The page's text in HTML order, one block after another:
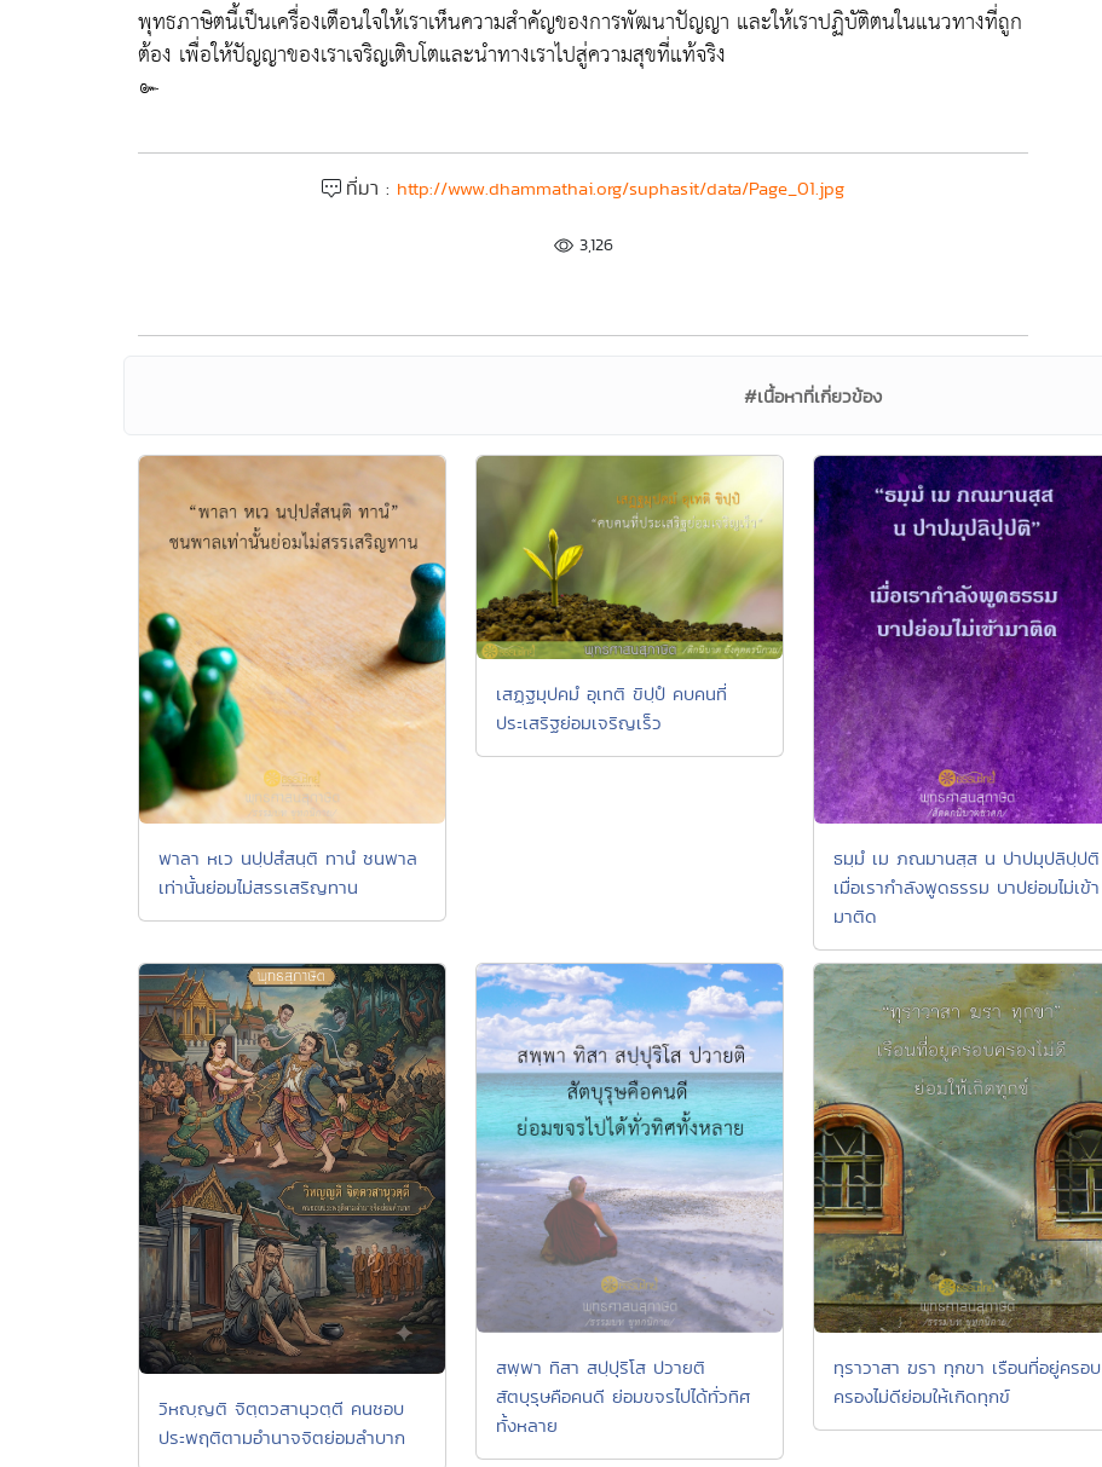
พุทธภาษิตนี้เป็นเครื่องเตือนใจให้เราเห็นความสำคัญของการพัฒนาปัญญา และให้เราปฏิบัติตนในแนวทางที่ถูก
ต้อง เพื่อให้ปัญญาของเราเจริญเติบโตและนำทางเราไปสู่ความสุขที่แท้จริง
๛
ที่มา : http://www.dhammathai.org/suphasit/data/Page_01.jpg
3,126
#เนื้อหาที่เกี่ยวข้อง
พาลา หเว นปฺปสํสนฺติ ทานํ ชนพาล
เท่านั้นย่อมไม่สรรเสริญทาน
เสฏฺฐมุปคมํ อุเทติ ขิปฺปํ คบคนที่
ประเสริฐย่อมเจริญเร็ว
ธมฺมํ เม ภณมานสฺส น ปาปมุปลิปฺปติ
เมื่อเรากำลังพูดธรรม บาปย่อมไม่เข้า
มาติด
วิหญฺญติ จิตฺตวสานุวตฺตี คนชอบ
ประพฤติตามอำนาจจิตย่อมลำบาก
สพฺพา ทิสา สปฺปุริโส ปวายติ
สัตบุรุษคือคนดี ย่อมขจรไปได้ทั่วทิศ
ทั้งหลาย
ทุราวาสา ฆรา ทุกขา เรือนที่อยู่ครอบ
ครองไม่ดีย่อมให้เกิดทุกข์